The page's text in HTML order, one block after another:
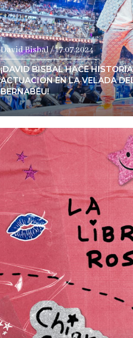
David Bisbal / 17.07.2024
¡DAVID BISBAL HACE
ACTUACIÓN EN LA VELADA
BERNABÉU!
Ver